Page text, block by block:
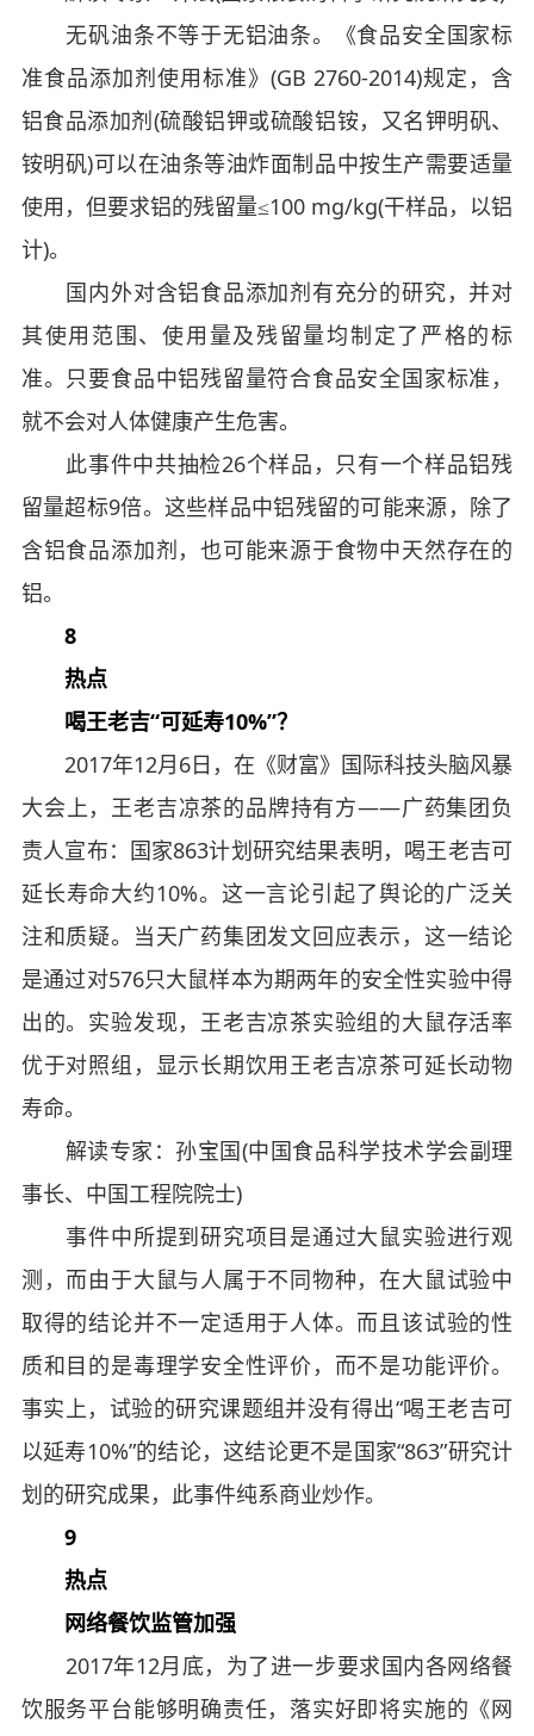
无矾油条不等于无铝油条。《食品安全国家标
准食品添加剂使用标准》(GB 2760-2014)规定，含
铝食品添加剂(硫酸铝钾或硫酸铝铵，又名钾明矾、
铵明矾)可以在油条等油炸面制品中按生产需要适量
使用，但要求铝的残留量≤100 mg/kg(干样品，以铝
计)。
国内外对含铝食品添加剂有充分的研究，并对
其使用范围、使用量及残留量均制定了严格的标
准。只要食品中铝残留量符合食品安全国家标准，
就不会对人体健康产生危害。
此事件中共抽检26个样品，只有一个样品铝残
留量超标9倍。这些样品中铝残留的可能来源，除了
含铝食品添加剂，也可能来源于食物中天然存在的
铝。
8
热点
喝王老吉“可延寿10%”？
2017年12月6日，在《财富》国际科技头脑风暴
大会上，王老吉凉茶的品牌持有方——广药集团负
责人宣布：国家863计划研究结果表明，喝王老吉可
延长寿命大约10%。这一言论引起了舆论的广泛关
注和质疑。当天广药集团发文回应表示，这一结论
是通过对576只大鼠样本为期两年的安全性实验中得
出的。实验发现，王老吉凉茶实验组的大鼠存活率
优于对照组，显示长期饮用王老吉凉茶可延长动物
寿命。
解读专家：孙宝国(中国食品科学技术学会副理
事长、中国工程院院士)
事件中所提到研究项目是通过大鼠实验进行观
测，而由于大鼠与人属于不同物种，在大鼠试验中
取得的结论并不一定适用于人体。而且该试验的性
质和目的是毒理学安全性评价，而不是功能评价。
事实上，试验的研究课题组并没有得出“喝王老吉可
以延寿10%”的结论，这结论更不是国家“863”研究计
划的研究成果，此事件纯系商业炒作。
9
热点
网络餐饮监管加强
2017年12月底，为了进一步要求国内各网络餐
饮服务平台能够明确责任，落实好即将实施的《网